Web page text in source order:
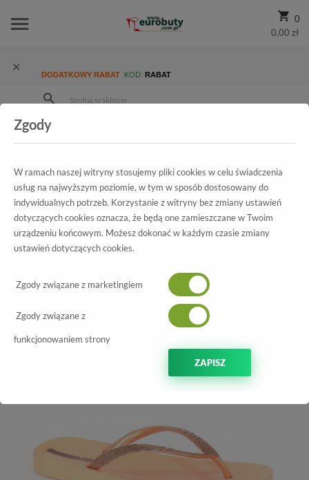
0
0,00 zł
DODATKOWY RABAT KOD: RABAT
Kolekcja damska
Klapki
Wszystkie produkty
81927 24302 Pink/Rose
Zgody
W ramach naszej witryny stosujemy pliki cookies w celu świadczenia
usług na najwyższym poziomie, w tym w sposób dostosowany do
indywidualnych potrzeb. Korzystanie z witryny bez zmiany ustawień
dotyczących cookies oznacza, że będą one zamieszczane w Twoim
urządzeniu końcowym. Możesz dokonać w każdym czasie zmiany
ustawień dotyczących cookies.
Zgody związane z marketingiem
Zgody związane z
funkcjonowaniem strony
ZAPISZ